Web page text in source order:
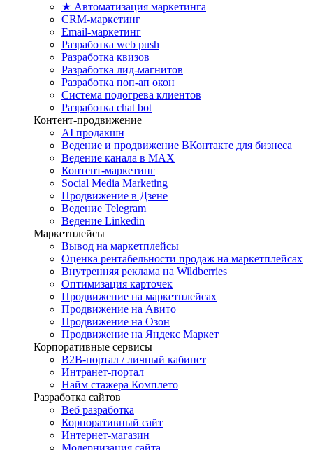
★ Автоматизация маркетинга
CRM-маркетинг
Email-маркетинг
Разработка web push
Разработка квизов
Разработка лид-магнитов
Разработка поп-ап окон
Система подогрева клиентов
Разработка chat bot
Контент-продвижение
AI продакшн
Ведение и продвижение ВКонтакте для бизнеса
Ведение канала в MAX
Контент-маркетинг
Social Media Marketing
Продвижение в Дзене
Ведение Telegram
Ведение Linkedin
Маркетплейсы
Вывод на маркетплейсы
Оценка рентабельности продаж на маркетплейсах
Внутренняя реклама на Wildberries
Оптимизация карточек
Продвижение на маркетплейсах
Продвижение на Авито
Продвижение на Озон
Продвижение на Яндекс Маркет
Корпоративные сервисы
B2B-портал / личный кабинет
Интранет-портал
Найм стажера Комплето
Разработка сайтов
Веб разработка
Корпоративный сайт
Интернет-магазин
Модернизация сайта